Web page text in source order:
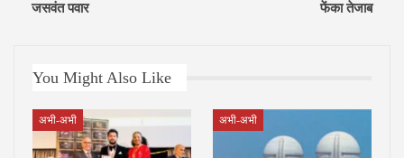
जसवंत पवार
फेंका तेजाब
You Might Also Like
अभी-अभी अभी-अभी